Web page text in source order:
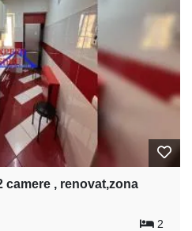
camere , renovat,zona
2